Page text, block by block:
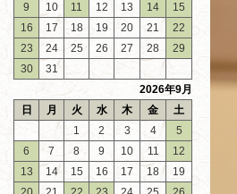
9
10 11 12 13 14
15
16
17 18 19 20 21
22
23
24 25 26 27 28
29
30
31
2026年9月
日
月 火 水 木 金
土
1
2 3 4
5
6
7 8 9 10 11
12
13
14 15 16 17 18
19